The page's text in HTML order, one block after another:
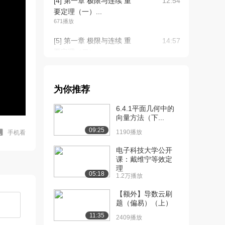
手机看
要定理（一）...
671播放
[5] 第一章 极限与连续 重
14:57
要定理（二）...
[7] 第一章 极限与连续 重
要定理（三）...
06:06
[8] 第一章 极限与连续 重
要定理（三）...
06:11
[9] 第一章 极限与连续 重
要定理（四）...
1242播放
13:35
为你推荐
09:25
6.4.1平面几何中的
向量方法（下...
1190播放
05:18
电子科技大学公开
课：戴维宁等效定
理
1.2万播放
11:35
【额外】导数云刷
题（偏易）（上）
2409播放